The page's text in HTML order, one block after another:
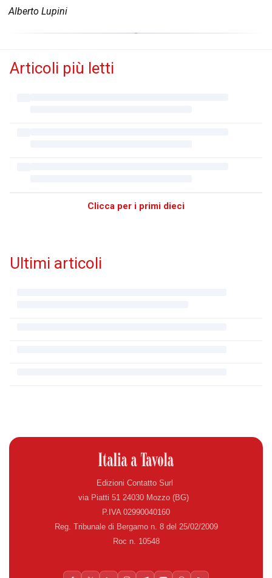
Alberto Lupini
Articoli più letti
Clicca per i primi dieci
Ultimi articoli
Edizioni Contatto Surl
via Piatti 51 24030 Mozzo (BG)
P.IVA 02990040160
Reg. Tribunale di Bergamo n. 8 del 25/02/2009
Roc n. 10548